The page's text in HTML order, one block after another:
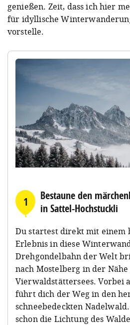
genießen. Zeit, dass ich hier
für idyllische
vorstelle.
1
Bestaune den
in Sattel-Hochstuckli
Du startest direkt mit einem
Erlebnis in diese
Drehgondelbahn der Welt
nach Mostelberg in der Nähe
Vierwaldstättersees. Vorbei
führt dich der Weg in den
schneebedeckten
schon die Lichtung des